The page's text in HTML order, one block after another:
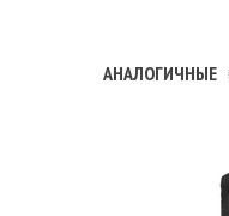
АНАЛОГИЧНЫЕ